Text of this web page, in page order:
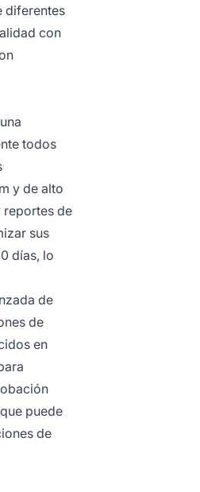
diferentes
con
todos
y de alto
reportes de
sus
días, lo
de
de
en
puede
de